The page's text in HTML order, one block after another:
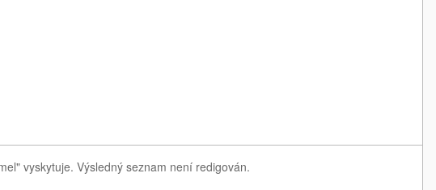
vyskytuje. Výsledný seznam není redigován.